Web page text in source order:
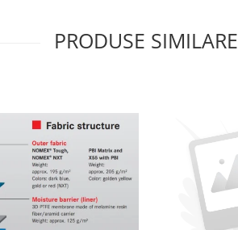
PRODUSE SIMILARE